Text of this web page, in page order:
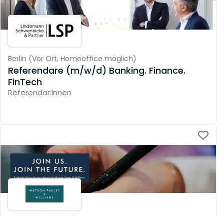
Berlin (Vor Ort, Homeoffice möglich)
Referendare (m/w/d) Banking. Finance.
FinTech
Referendar:innen